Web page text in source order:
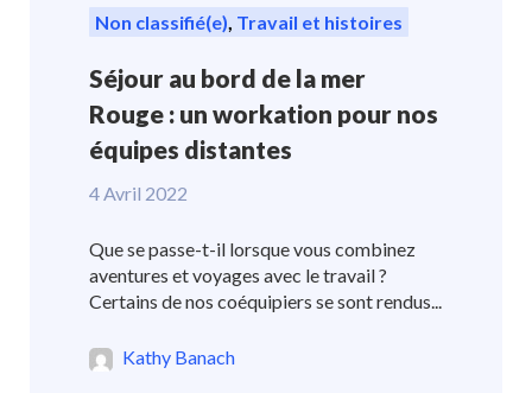
Non classifié(e), Travail et histoires
Séjour au bord de la mer
Rouge : un workation pour nos
équipes distantes
4 Avril 2022
Que se passe-t-il lorsque vous combinez
aventures et voyages avec le travail ?
Certains de nos coéquipiers se sont rendus...
Kathy Banach